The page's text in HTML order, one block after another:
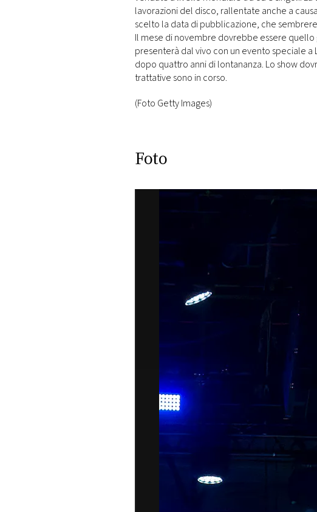
lavorazioni del disco, rallentate anche a
scelto la data di pubblicazione, che
Il mese di novembre dovrebbe essere
presenterà dal vivo con un evento speciale a
dopo quattro anni di lontananza. Lo show
trattative sono in corso.
(Foto Getty Images)
Foto